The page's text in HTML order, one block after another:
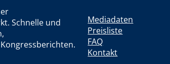
Schnelle und
Mediadaten
Preisliste
FAQ
Kontakt